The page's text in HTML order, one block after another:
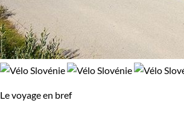
Le voyage en bref